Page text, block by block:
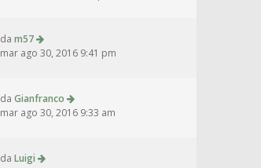
da m57
mar ago 30, 2016 9:41 pm
da Gianfranco
mar ago 30, 2016 9:33 am
da Luigi